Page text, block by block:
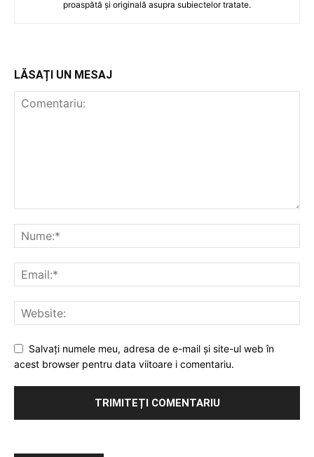
proaspătă și originală asupra subiectelor tratate.
LĂSAȚI UN MESAJ
Salvați numele meu, adresa de e-mail și site-ul web în
acest browser pentru data viitoare i comentariu.